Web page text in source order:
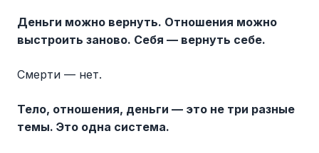
Деньги можно вернуть. Отношения можно
выстроить заново. Себя — вернуть себе.
Смерти — нет.
Тело, отношения, деньги — это не три разные
темы. Это одна система.